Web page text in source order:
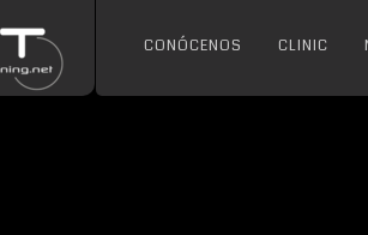
CONÓCENOS CLINIC